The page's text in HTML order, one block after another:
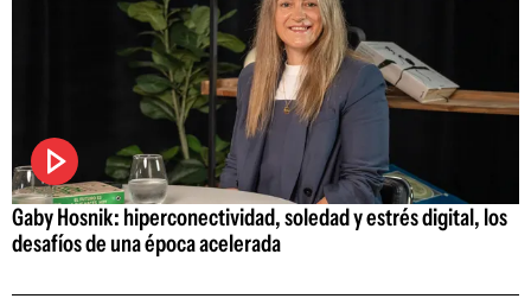
Gaby Hosnik: hiperconectividad, soledad y estrés digital, los
desafíos de una época acelerada